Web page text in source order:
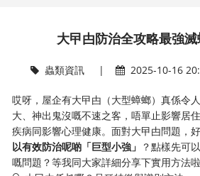
大曱甴防治全攻略最強
蟲類資訊| 2025-10-16
哎呀，屋企有大曱甴（大型蟑螂）真係令
大、神出鬼沒嘅不速之客，唔單止影響居
疾病同影響心理健康。面對大曱甴問題，
以有效防治呢啲「巨型小強」​ ？點樣先可
嘅問題？等我同大家詳細分享下實用方法啦